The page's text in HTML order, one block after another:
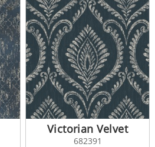
Victorian Velvet
682391